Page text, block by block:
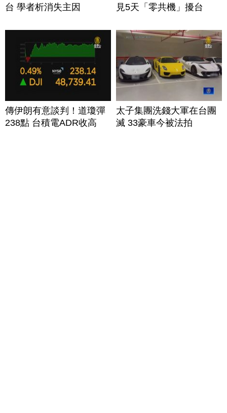
台 學者析消失主因
見5天「零共機」擾台
傳伊朗有意談判！道瓊彈
238點 台積電ADR收高
太子集團洗錢大軍在台團
滅 33豪車今被法拍